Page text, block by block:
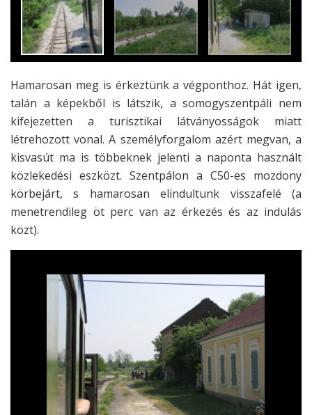
Hamarosan meg is érkeztünk a végponthoz. Hát igen,
talán a képekből is látszik, a somogyszentpáli nem
kifejezetten a turisztikai látványosságok miatt
létrehozott vonal. A személyforgalom azért megvan, a
kisvasút ma is többeknek jelenti a naponta használt
közlekedési eszközt. Szentpálon a C50-es mozdony
körbejárt, s hamarosan elindultunk visszafelé (a
menetrendileg öt perc van az érkezés és az indulás
közt).